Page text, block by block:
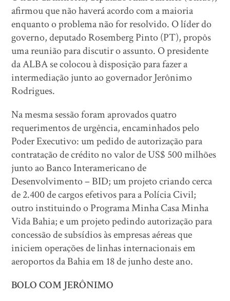
afirmou que não haverá acordo com a maioria
enquanto o problema não for resolvido. O líder do
governo, deputado Rosemberg Pinto (PT), propôs
uma reunião para discutir o assunto. O presidente
da ALBA se colocou à disposição para fazer a
intermediação junto ao governador Jerônimo
Rodrigues.
Na mesma sessão foram aprovados quatro
requerimentos de urgência, encaminhados pelo
Poder Executivo: um pedido de autorização para
contratação de crédito no valor de US$ 500 milhões
junto ao Banco Interamericano de
Desenvolvimento – BID; um projeto criando cerca
de 2.400 de cargos efetivos para a Polícia Civil;
outro instituindo o Programa Minha Casa Minha
Vida Bahia; e um projeto pedindo autorização para
concessão de subsídios às empresas aéreas que
iniciem operações de linhas internacionais em
aeroportos da Bahia em 18 de junho deste ano.
BOLO COM JERÔNIMO